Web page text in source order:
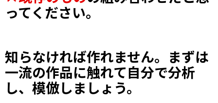
ってください。
知らなければ作れません。まずは
一流の作品に触れて自分で分析
し、模倣しましょう。